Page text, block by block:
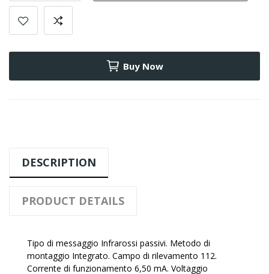
Buy Now
DESCRIPTION
PRODUCT DETAILS
Tipo di messaggio Infrarossi passivi. Metodo di
montaggio Integrato. Campo di rilevamento 112.
Corrente di funzionamento 6,50 mA. Voltaggio